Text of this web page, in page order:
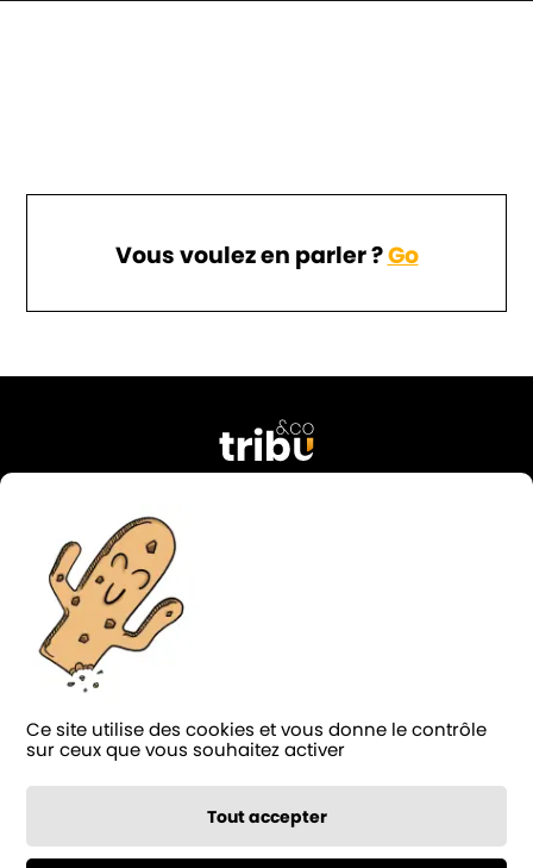
Vous voulez en parler ?Go
contact@tribu-and-co.fr
LinkedIn Facebook Instagram
Blog
Ce site utilise des cookies et vous donne le contrôle
sur ceux que vous souhaitez activer
Tout accepter